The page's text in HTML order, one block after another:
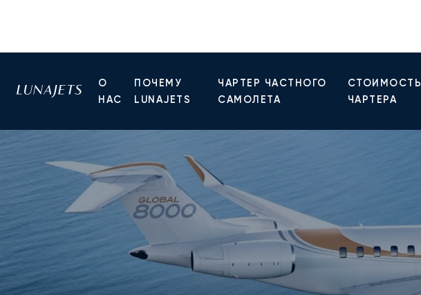
О
НАС
ПОЧЕМУ
LUNAJETS
ЧАРТЕР ЧАСТНОГО
САМОЛЕТА
СТОИМОСТЬ
ЧАРТЕРА